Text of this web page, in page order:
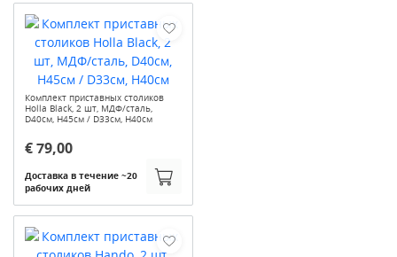
Комплект приставных столиков
Holla Black, 2 шт, МДФ/сталь,
D40см, H45см / D33см, H40см
€ 79,00
Доставка в течение ~20
рабочих дней